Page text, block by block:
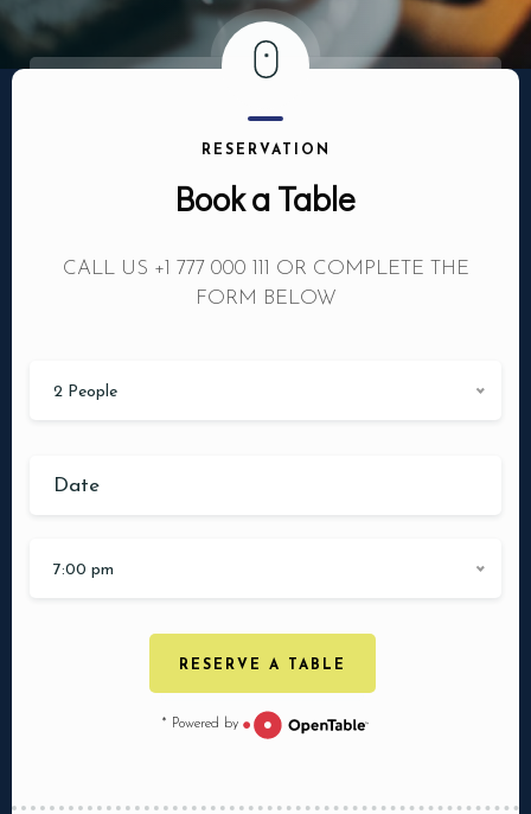
RESERVATION
Book a Table
CALL US +1 777 000 111 OR COMPLETE THE
FORM BELOW
2 People
7:00 pm
RESERVE A TABLE
* Powered by